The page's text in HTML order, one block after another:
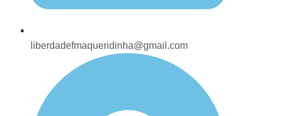
liberdadefmaqueridinha@gmail.com